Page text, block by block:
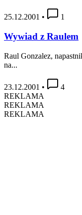
25.12.2001 • 1
Wywiad z Raulem
Raul Gonzalez,
na...
23.12.2001 •
4
REKLAMA
REKLAMA
REKLAMA